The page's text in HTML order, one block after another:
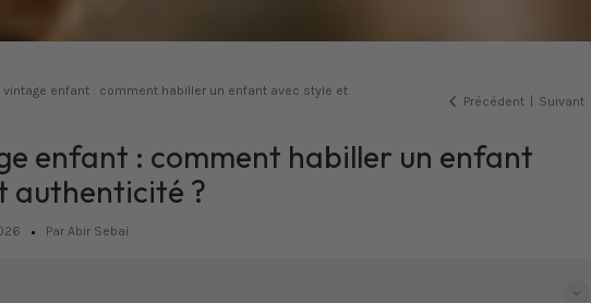
vintage enfant : comment habiller un enfant avec style et
Précédent Suivant
enfant : comment habiller un enfant
authenticité ?
Par Abir Sebai